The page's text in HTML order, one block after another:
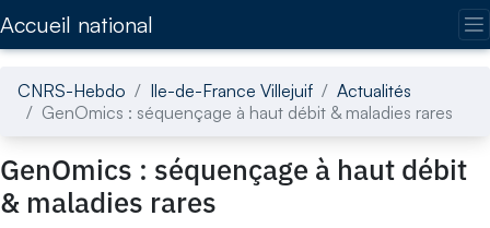
Accueil national
CNRS-Hebdo Ile-de-France Villejuif
Actualités
GenOmics : séquençage à haut débit & maladies rares
GenOmics : séquençage à haut débit
& maladies rares